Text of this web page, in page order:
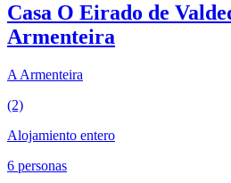
Casa O Eirado de
Armenteira
A Armenteira
(2)
Alojamiento entero
6 personas